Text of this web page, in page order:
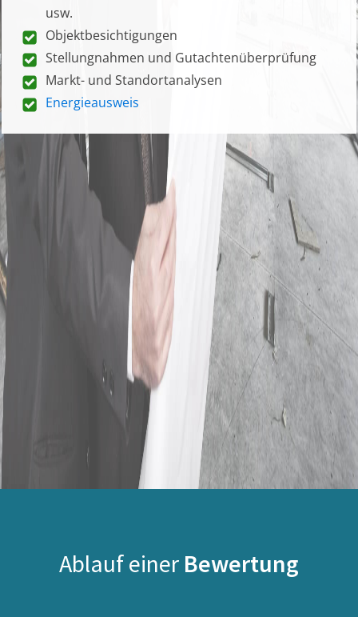
usw.
Objektbesichtigungen
Stellungnahmen und Gutachtenüberprüfung
Markt- und Standortanalysen
Energieausweis
Ablauf einer Bewertung